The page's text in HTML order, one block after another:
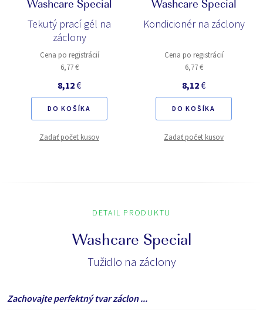
Washcare Special
Tekutý prací gél na
záclony
Cena po registrácií
6,77 €
8,12€
DO KOŠÍKA
Zadať počet kusov
Washcare Special
Kondicionér na záclony
Cena po registrácií
6,77 €
8,12€
DO KOŠÍKA
Zadať počet kusov
DETAIL PRODUKTU
Washcare Special
Tužidlo na záclony
Zachovajte perfektný tvar záclon ...